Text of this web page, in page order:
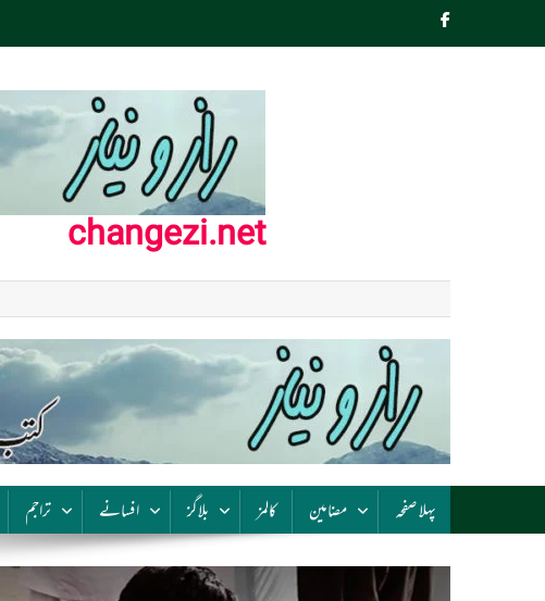
to
changezi.net
پہلا صفحہ مضامین کالمز بلاگز افسانے تراجم